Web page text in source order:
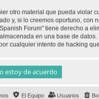
otro material que pueda violar
y, si lo creemos oportuno, con
Forum" tiene derecho a
en una base de
cualquier intento de hacking
Usuarios
El Equipo